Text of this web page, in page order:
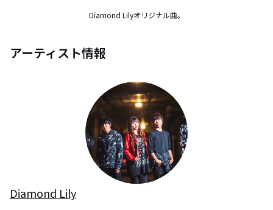
Diamond Lilyオリジナル曲。
アーティスト情報
Diamond Lily